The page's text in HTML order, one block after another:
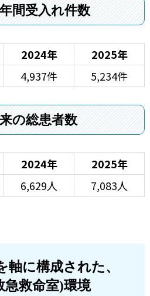
間受入れ件数
2024年
2025年
4,937件 5,234件
の総患者数
2024年
2025年
6,629人 7,083人
軸に構成された、
急救命室)環境